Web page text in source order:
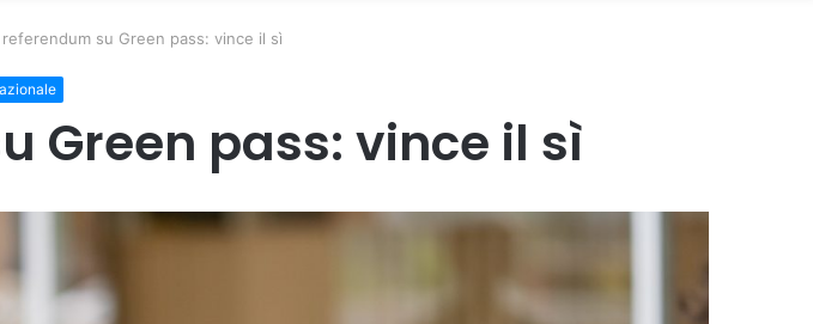
referendum su Green pass: vince il sì
Green pass: vince il sì